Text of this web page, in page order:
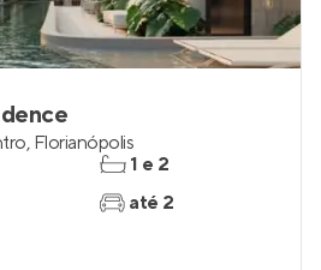
, Florianópolis
1 e 2
até 2